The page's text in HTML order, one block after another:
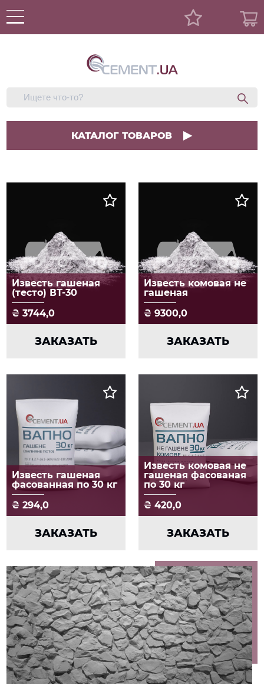
КАТАЛОГ ТОВАРОВ
Известь гашеная
(тесто) ВТ-30
3744,0
ЗАКАЗАТЬ
Известь комовая не
гашеная
9300,0
ЗАКАЗАТЬ
Известь гашеная
фасованная по 30 кг
294,0
ЗАКАЗАТЬ
Известь комовая не
гашеная фасованая
по 30 кг
420,0
ЗАКАЗАТЬ